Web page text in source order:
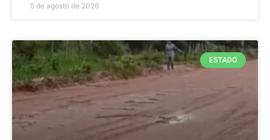
5 de agosto de 2026
ESTADO